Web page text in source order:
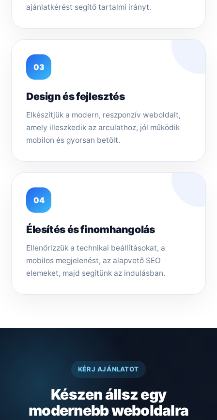
ajánlatkérést segítő tartalmi irányt.
03
Design és fejlesztés
Elkészítjük a modern, reszponzív weboldalt,
amely illeszkedik az arculathoz, jól működik
mobilon és gyorsan betölt.
04
Élesítés és finomhangolás
Ellenőrizzük a technikai beállításokat, a
mobilos megjelenést, az alapvető SEO
elemeket, majd segítünk az indulásban.
KÉRJ AJÁNLATOT
Készen állsz egy
modernebb weboldalra